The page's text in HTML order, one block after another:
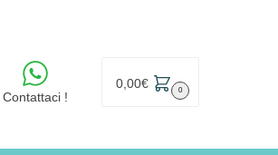
Contattaci !
0,00€ 0